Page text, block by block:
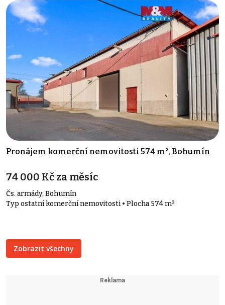
Pronájem komerční nemovitosti 574 m², Bohumín
74 000 Kč za měsíc
Čs. armády, Bohumín
Typ ostatní komerční nemovitosti • Plocha 574 m²
Zobrazit všechny